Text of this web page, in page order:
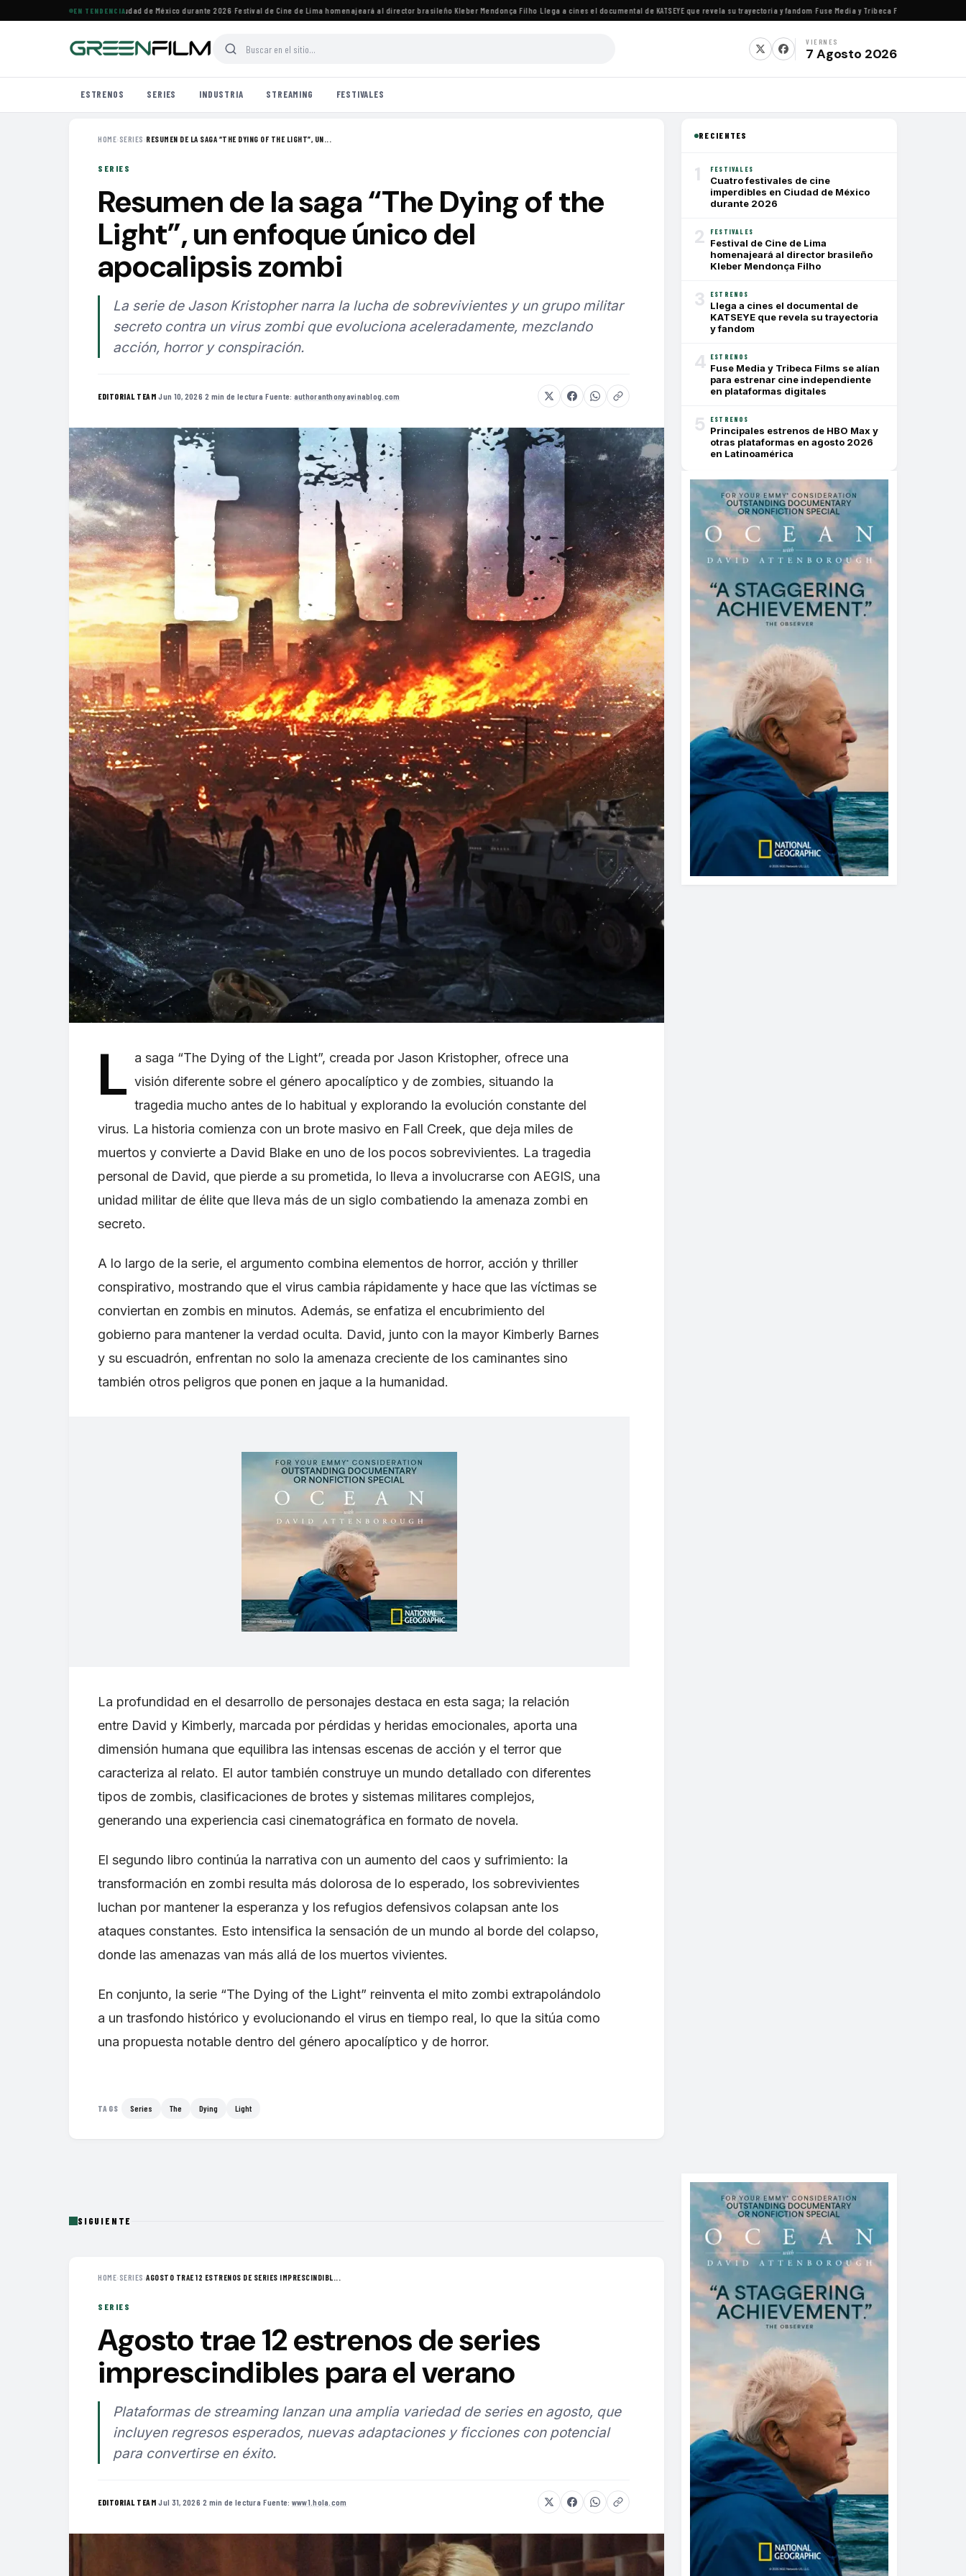
EN TENDENCIA
de cine imperdibles en Ciudad de México durante 2026 ·Festival de Cine de Lima homenajeará al director brasileño Kleber Mendonça Filho ·Llega a cines el documental de KATSEYE que revela su trayectoria y fandom·Fuse Media y Tribeca Films se alían para
VIERNES
7 Agosto 2026
ESTRENOS SERIES INDUSTRIA STREAMING FESTIVALES
HOME› SERIES ›RESUMEN DE LA SAGA “THE DYING OF THE LIGHT”, UN...
SERIES
Resumen de la saga “The Dying of the
Light”, un enfoque único del
apocalipsis zombi
La serie de Jason Kristopher narra la lucha de sobrevivientes y un grupo militar
secreto contra un virus zombi que evoluciona aceleradamente, mezclando
acción, horror y conspiración.
EDITORIAL TEAM·Jun 10, 2026·2 min de lectura·Fuente: authoranthonyavinablog.com
L a saga “The Dying of the Light”, creada por Jason Kristopher, ofrece una
visión diferente sobre el género apocalíptico y de zombies, situando la
tragedia mucho antes de lo habitual y explorando la evolución constante del
virus. La historia comienza con un brote masivo en Fall Creek, que deja miles de
muertos y convierte a David Blake en uno de los pocos sobrevivientes. La tragedia
personal de David, que pierde a su prometida, lo lleva a involucrarse con AEGIS, una
unidad militar de élite que lleva más de un siglo combatiendo la amenaza zombi en
secreto.
A lo largo de la serie, el argumento combina elementos de horror, acción y thriller
conspirativo, mostrando que el virus cambia rápidamente y hace que las víctimas se
conviertan en zombis en minutos. Además, se enfatiza el encubrimiento del
gobierno para mantener la verdad oculta. David, junto con la mayor Kimberly Barnes
y su escuadrón, enfrentan no solo la amenaza creciente de los caminantes sino
también otros peligros que ponen en jaque a la humanidad.
La profundidad en el desarrollo de personajes destaca en esta saga; la relación
entre David y Kimberly, marcada por pérdidas y heridas emocionales, aporta una
dimensión humana que equilibra las intensas escenas de acción y el terror que
caracteriza al relato. El autor también construye un mundo detallado con diferentes
tipos de zombis, clasificaciones de brotes y sistemas militares complejos,
generando una experiencia casi cinematográfica en formato de novela.
El segundo libro continúa la narrativa con un aumento del caos y sufrimiento: la
transformación en zombi resulta más dolorosa de lo esperado, los sobrevivientes
luchan por mantener la esperanza y los refugios defensivos colapsan ante los
ataques constantes. Esto intensifica la sensación de un mundo al borde del colapso,
donde las amenazas van más allá de los muertos vivientes.
En conjunto, la serie “The Dying of the Light” reinventa el mito zombi extrapolándolo
a un trasfondo histórico y evolucionando el virus en tiempo real, lo que la sitúa como
una propuesta notable dentro del género apocalíptico y de horror.
TAGS Series The Dying Light
RECIENTES
1 FESTIVALES
Cuatro festivales de cine
imperdibles en Ciudad de México
durante 2026
2 FESTIVALES
Festival de Cine de Lima
homenajeará al director brasileño
Kleber Mendonça Filho
3 ESTRENOS
Llega a cines el documental de
KATSEYE que revela su trayectoria
y fandom
4 ESTRENOS
Fuse Media y Tribeca Films se alían
para estrenar cine independiente
en plataformas digitales
5 ESTRENOS
Principales estrenos de HBO Max y
otras plataformas en agosto 2026
en Latinoamérica
SIGUIENTE
HOME› SERIES ›AGOSTO TRAE 12 ESTRENOS DE SERIES IMPRESCINDIBL...
SERIES
Agosto trae 12 estrenos de series
imprescindibles para el verano
Plataformas de streaming lanzan una amplia variedad de series en agosto, que
incluyen regresos esperados, nuevas adaptaciones y ficciones con potencial
para convertirse en éxito.
EDITORIAL TEAM·Jul 31, 2026·2 min de lectura·Fuente: www1.hola.com